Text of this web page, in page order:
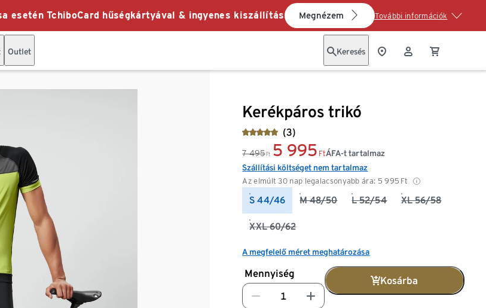
esetén TchiboCard hűségkártyával & ingyenes kiszállítás Megnézem További információk
Outlet Keresés
Kerékpáros trikó
(3)
7 495 Ft 5 995 Ft
Az elmúlt 30 nap legalacsonyabb ára: 5 995 Ft
ÁFA-t tartalmaz
Szállítási költséget nem tartalmaz
S 44/46 M 48/50 L 52/54 XL 56/58
XXL 60/62
A megfelelő méret meghatározása
Mennyiség
Kosárba